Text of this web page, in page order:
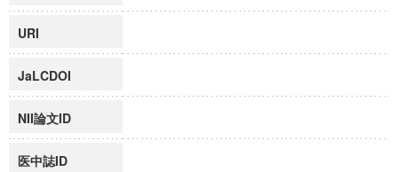
URI
JaLCDOI
NII論文ID
医中誌ID